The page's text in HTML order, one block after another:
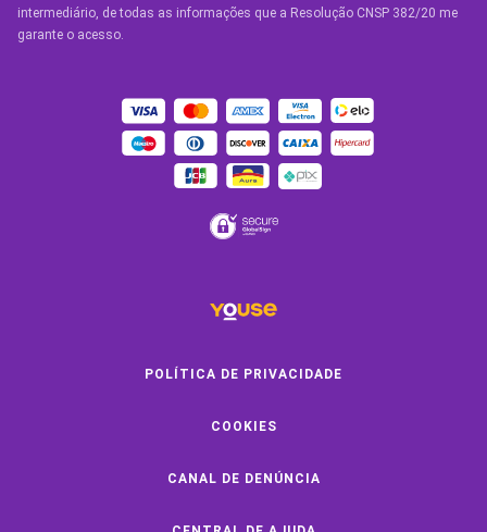
Condições Gerais
OUTROS SERVIÇOS
intermediário, de todas as informações que a Resolução CNSP 382/20 me
garante o acesso.
POLÍTICA DE PRIVACIDADE
COOKIES
CANAL DE DENÚNCIA